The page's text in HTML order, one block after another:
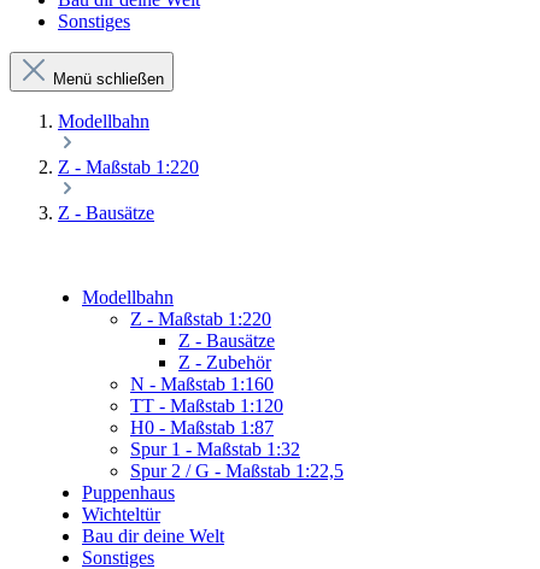
Sonstiges
Menü schließen
Modellbahn
Z - Maßstab 1:220
Z - Bausätze
Modellbahn
Z - Maßstab 1:220
Z - Bausätze
Z - Zubehör
N - Maßstab 1:160
TT - Maßstab 1:120
H0 - Maßstab 1:87
Spur 1 - Maßstab 1:32
Spur 2 / G - Maßstab 1:22,5
Puppenhaus
Wichteltür
Bau dir deine Welt
Sonstiges